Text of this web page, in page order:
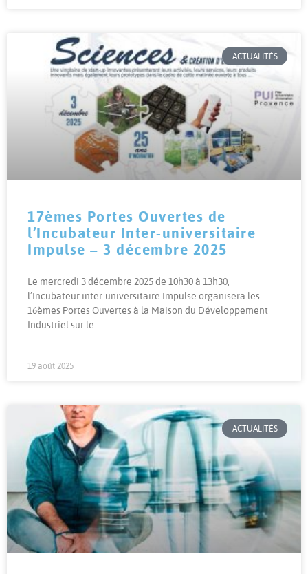
ACTUALITÉS
17èmes Portes Ouvertes de
l’Incubateur Inter-universitaire
Impulse – 3 décembre 2025
Le mercredi 3 décembre 2025 de 10h30 à 13h30,
l’Incubateur inter-universitaire Impulse organisera les
16èmes Portes Ouvertes à la Maison du Développement
Industriel sur le
19 août 2025
ACTUALITÉS